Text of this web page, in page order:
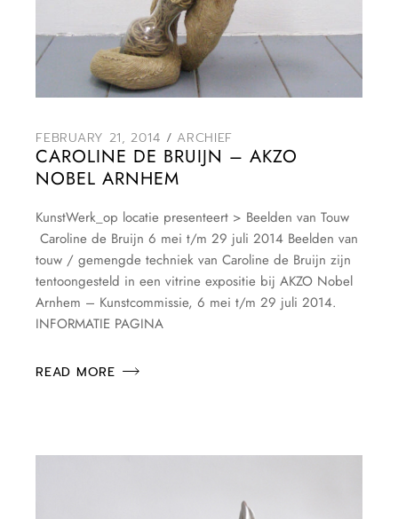
FEBRUARY 21, 2014 ARCHIEF
CAROLINE DE BRUIJN – AKZO
NOBEL ARNHEM
KunstWerk_op locatie presenteert > Beelden van Touw
Caroline de Bruijn 6 mei t/m 29 juli 2014 Beelden van
touw / gemengde techniek van Caroline de Bruijn zijn
tentoongesteld in een vitrine expositie bij AKZO Nobel
Arnhem – Kunstcommissie, 6 mei t/m 29 juli 2014.
INFORMATIE PAGINA
READ MORE